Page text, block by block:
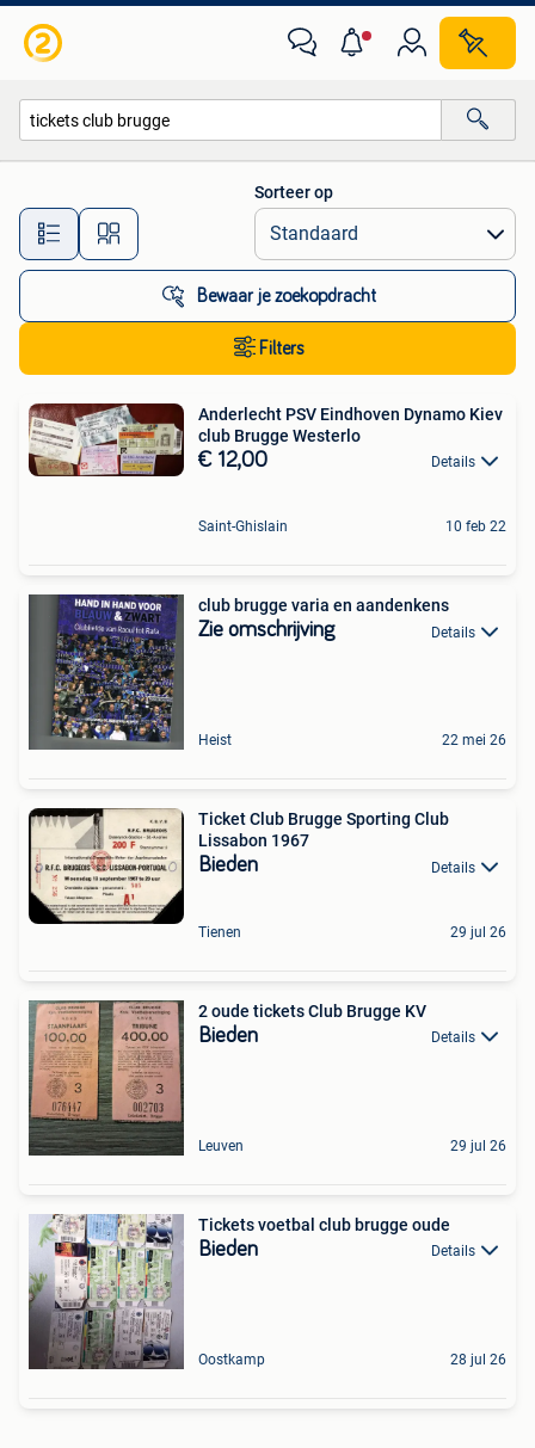
Alle afstanden…
Sorteer op
Bewaar je zoekopdracht
Filters
Anderlecht PSV Eindhoven Dynamo Kiev
club Brugge Westerlo
€ 12,00 Details
Saint-Ghislain 10 feb 22
club brugge varia en aandenkens
Zie omschrijving Details
Heist 22 mei 26
Ticket Club Brugge Sporting Club
Lissabon 1967
Bieden Details
Tienen 29 jul 26
2 oude tickets Club Brugge KV
Bieden Details
Leuven 29 jul 26
Tickets voetbal club brugge oude
Bieden Details
Oostkamp 28 jul 26